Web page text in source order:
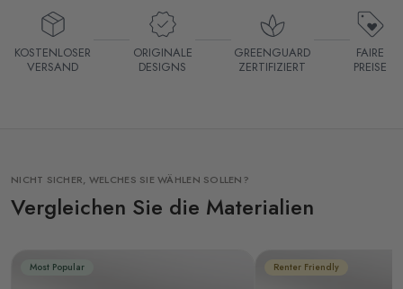
KOSTENLOSER
VERSAND
ORIGINALE
DESIGNS
GREENGUARD
ZERTIFIZIERT
FAIRE
PREISE
NICHT SICHER, WELCHES SIE WÄHLEN SOLLEN?
Vergleichen Sie die Materialien
Most Popular Renter Friendly